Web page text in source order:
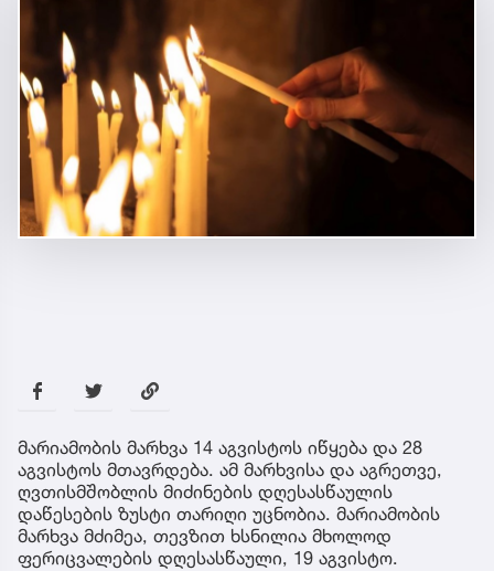
მარიამობის მარხვა 14 აგვისტოს იწყება და 28
აგვისტოს მთავრდება. ამ მარხვისა და აგრეთვე,
ღვთისმშობლის მიძინების დღესასწაულის
დაწესების ზუსტი თარიღი უცნობია. მარიამობის
მარხვა მძიმეა, თევზით ხსნილია მხოლოდ
ფერიცვალების დღესასწაული, 19 აგვისტო.